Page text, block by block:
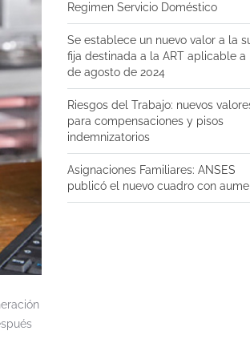
Regimen Servicio Doméstico
Se establece un nuevo valor a la
fija destinada a la ART aplicable a
de agosto de 2024
Riesgos del Trabajo: nuevos
para compensaciones y pisos
indemnizatorios
Asignaciones Familiares: ANSES
publicó el nuevo cuadro con